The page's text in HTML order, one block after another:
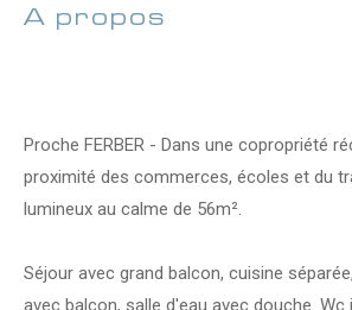
a propos
Proche FERBER - Dans une copropriété
proximité des commerces, écoles et du
lumineux au calme de 56m².
Séjour avec grand balcon, cuisine
avec balcon, salle d'eau avec douche. Wc